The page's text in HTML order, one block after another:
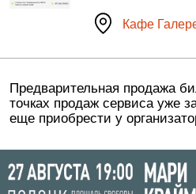
Кафе
Предварительная продажа
точках продаж сервиса уже
еще приобрести у